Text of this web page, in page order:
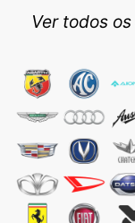
Ver todos